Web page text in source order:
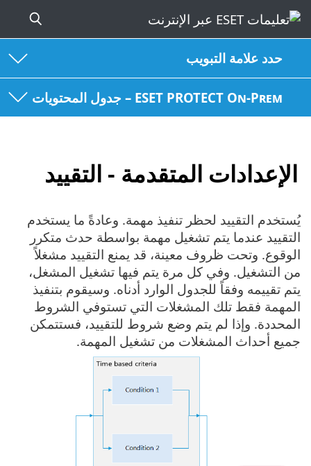
حدد علامة التبويب
ESET PROTECT On-Prem – جدول المحتويات
الإعدادات المتقدمة - التقييد
يُستخدم التقييد لحظر تنفيذ مهمة. وعادةً ما يستخدم
التقييد عندما يتم تشغيل مهمة بواسطة حدث متكرر
الوقوع. وتحت ظروف معينة، قد يمنع التقييد مشغلاً
من التشغيل. وفي كل مرة يتم فيها تشغيل المشغل،
يتم تقييمه وفقاً للجدول الوارد أدناه. وسيقوم بتنفيذ
المهمة فقط تلك المشغلات التي تستوفي الشروط
المحددة. وإذا لم يتم وضع شروط للتقييد، فستتمكن
جميع أحداث المشغلات من تشغيل المهمة.